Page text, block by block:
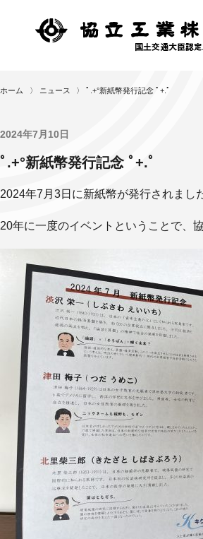
ホーム 〉 ニュース 〉 ﾟ.+°新紙幣発行記念 ﾟ+.ﾟ
2024年7月10日
ﾟ.+°新紙幣発行記念 ﾟ+.ﾟ
2024年7月3日に新紙幣が発行されまし
20年に一度のイベントということで、